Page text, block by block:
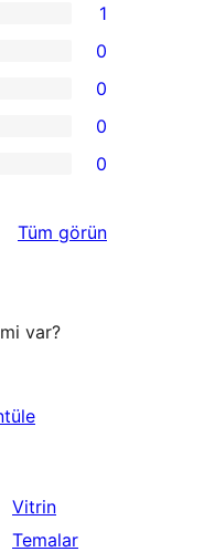
1
0
0
0
0
Tüm değerlendirmeleri
görün
var?
Vitrin
Temalar